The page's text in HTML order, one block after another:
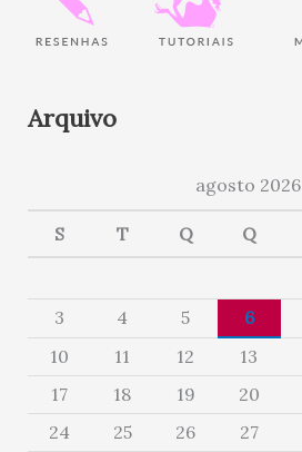
Arquivo
agosto 2026
S T Q Q
3
4 5 6
10
11 12 13
17
18 19 20
24
25 26 27